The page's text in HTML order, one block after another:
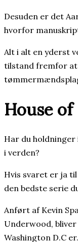
Desuden er det
hvorfor
Alt i alt en yderst
tilstand fremfor at
House of
Har du holdninger
i verden?
Hvis svaret er ja
den bedste serie
Anført af Kevin
Underwood,
Washington D.C er.